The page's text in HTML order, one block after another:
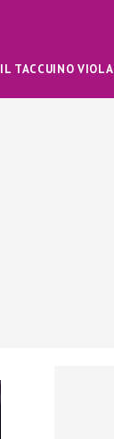
IL TACCUINO VIOLA